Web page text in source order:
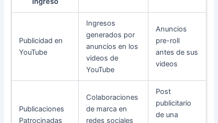
Publicidad en
YouTube
Ingresos
generados por
anuncios en los
videos de
YouTube
Anuncios
pre-roll
antes de sus
videos
Publicaciones
Patrocinadas
Colaboraciones
de marca en
redes sociales
Post
publicitario
de una